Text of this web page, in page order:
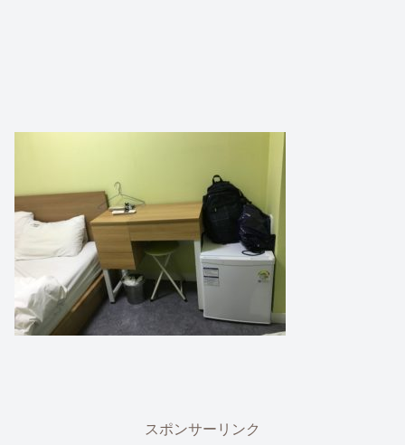
スポンサーリンク